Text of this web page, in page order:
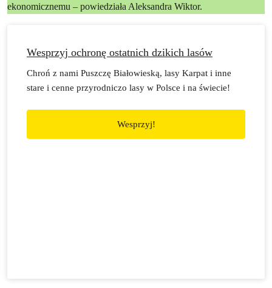
ekonomicznemu – powiedziała Aleksandra Wiktor.
Wesprzyj ochronę ostatnich dzikich lasów
Chroń z nami Puszczę Białowieską, lasy Karpat i inne
stare i cenne przyrodniczo lasy w Polsce i na świecie!
Wesprzyj!